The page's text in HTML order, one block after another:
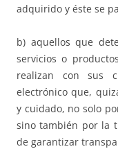
adquirido y éste se
b) aquellos que
servicios o
realizan con sus
electrónico que,
y cuidado, no solo
sino también por la
de garantizar